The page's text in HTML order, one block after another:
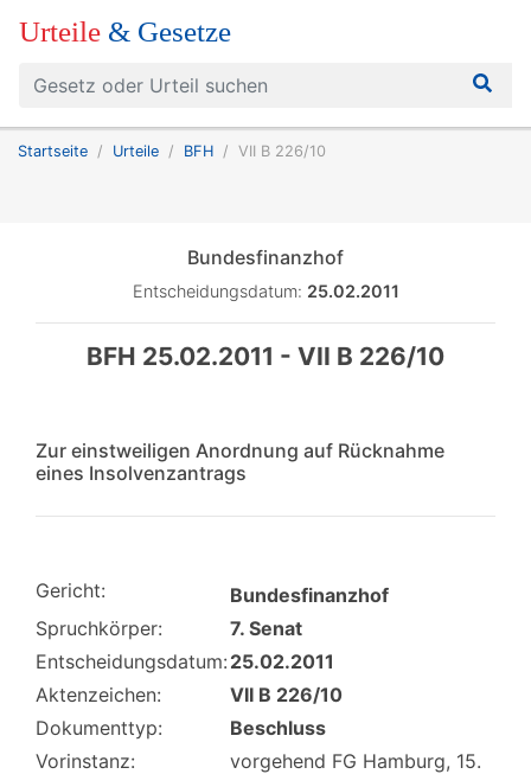
Urteile & Gesetze
Startseite Urteile BFH VII B 226/10
Bundesfinanzhof
Entscheidungsdatum: 25.02.2011
BFH 25.02.2011 - VII B 226/10
Zur einstweiligen Anordnung auf Rücknahme
eines Insolvenzantrags
Gericht:
Bundesfinanzhof
Spruchkörper:
7. Senat
Entscheidungsdatum: 25.02.2011
Aktenzeichen:
VII B 226/10
Dokumenttyp:
Beschluss
Vorinstanz:
vorgehend FG Hamburg, 15.